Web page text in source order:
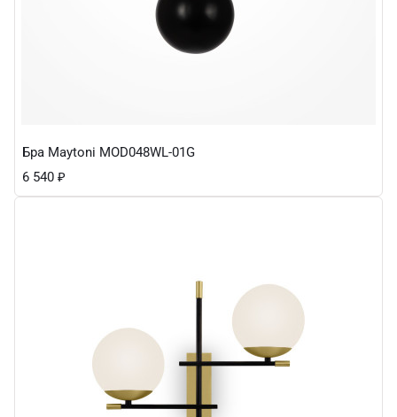
Бра Maytoni MOD048WL-01G
6 540 ₽